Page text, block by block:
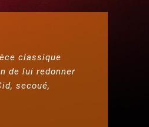
classique
de lui redonner
secoué,